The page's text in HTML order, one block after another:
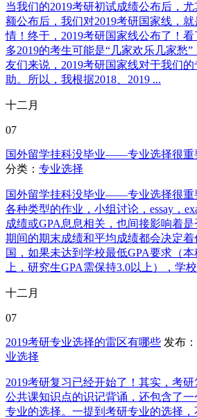
当我们的2019考研初试成绩公布后，
额公布后，我们对2019考研国家线，
情！终于，2019考研国家线公布了！
多2019的考生可能是“几家欢乐几家愁”
友们来说，2019考研国家线对于我们
助。所以，我根据2018、2019 ...
十二月
07
国外留学挂科没毕业——专业选择很重
分类： 专业选择
国外留学挂科没毕业——专业选择很重
各种类型的作业，小组讨论，essay，
成绩或GPA息息相关，也间接影响着
期间的期末成绩和平均成绩都会决定
国，如果未达到学校最低GPA要求（本
上，研究生GPA需保持3.0以上），学
十二月
07
2019考研专业选择的雷区有哪些 发布：
业选择
2019考研复习已经开始了！其实，考研
公共课知识点的识记背诵，还包含了
专业的选择。一提到考研专业的选择